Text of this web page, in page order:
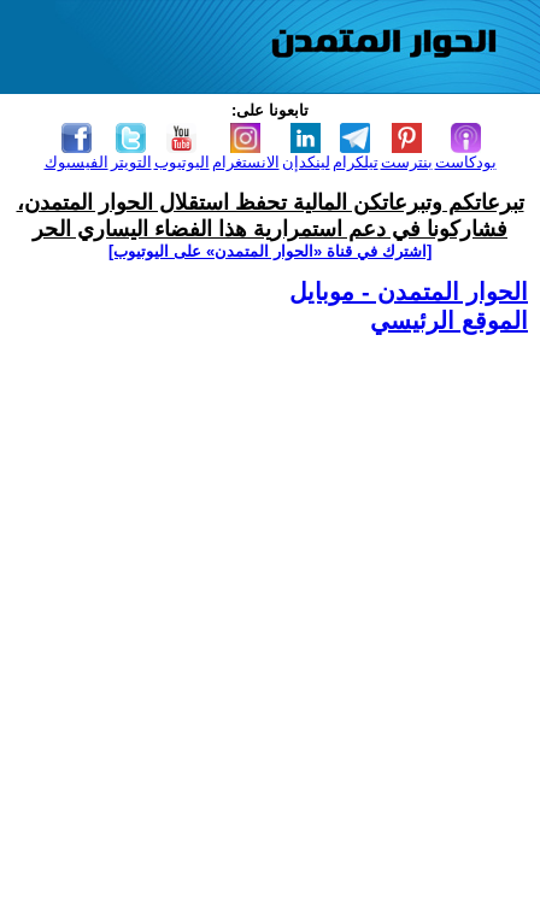
تابعونا على:
الفيسبوك التويتر اليوتيوب الانستغرام لينكدإن تيلكرامبنترست بودكاست
تبرعاتكم وتبرعاتكن المالية تحفظ استقلال الحوار المتمدن،
فشاركونا في دعم استمرارية هذا الفضاء اليساري الحر
[اشترك في قناة ‫«الحوار المتمدن» على اليوتيوب]
الحوار المتمدن - موبايل
الموقع الرئيسي